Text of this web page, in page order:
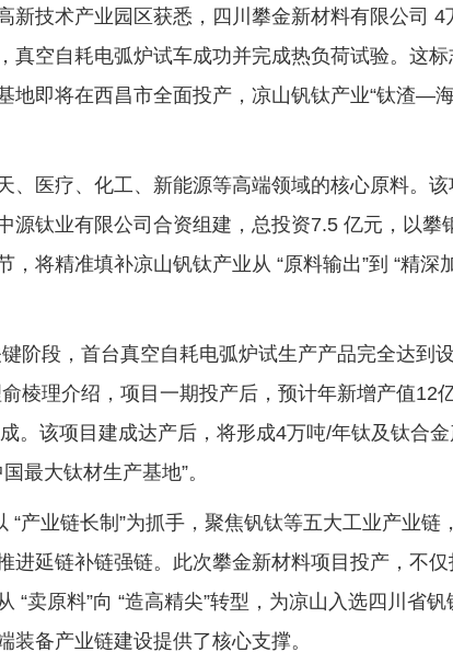
新技术产业园区获悉，四川攀金新材料有限公司 4
真空自耗电弧炉试车成功并完成热负荷试验。这标
地即将在西昌市全面投产，凉山钒钛产业“钛渣—
、医疗、化工、新能源等高端领域的核心原料。该
源钛业有限公司合资组建，总投资7.5 亿元，以攀
将精准填补凉山钒钛产业从 “原料输出”到 “精深
阶段，首台真空自耗电弧炉试生产产品完全达到
棱理介绍，项目一期投产后，预计年新增产值12
。该项目建成达产后，将形成4万吨/年钛及钛合
最大钛材生产基地”。
“产业链长制”为抓手，聚焦钒钛等五大工业产业链
进延链补链强链。此次攀金新材料项目投产，不仅
“卖原料”向 “造高精尖”转型，为凉山入选四川省钒
备产业链建设提供了核心支撑。